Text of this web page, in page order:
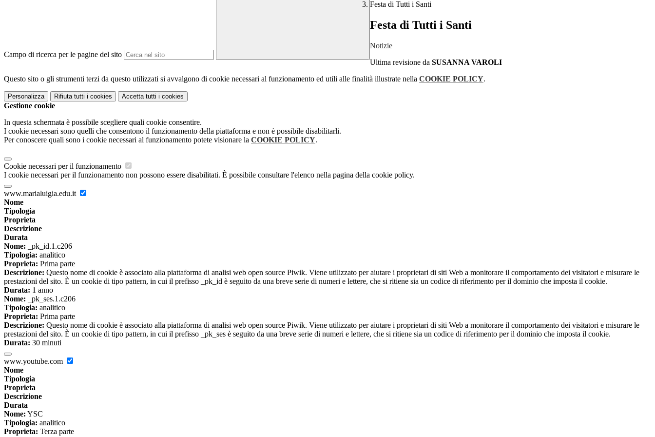
Campo di ricerca per le pagine del sito
Festa di Tutti i Santi
Festa di Tutti i Santi
Notizie
Ultima revisione da SUSANNA VAROLI
Questo sito o gli strumenti terzi da questo utilizzati si avvalgono di cookie necessari al funzionamento ed utili alle finalità illustrate nella COOKIE POLICY.
Personalizza Rifiuta tutti i cookies Accetta tutti i cookies
Gestione cookie
In questa schermata è possibile scegliere quali cookie consentire.
I cookie necessari sono quelli che consentono il funzionamento della piattaforma e non è possibile disabilitarli.
Per conoscere quali sono i cookie necessari al funzionamento potete visionare la COOKIE POLICY.
Cookie necessari per il funzionamento
I cookie necessari per il funzionamento non possono essere disabilitati. È possibile consultare l'elenco nella pagina della cookie policy.
www.marialuigia.edu.it
Nome
Tipologia
Proprieta
Descrizione
Durata
Nome: _pk_id.1.c206
Tipologia: analitico
Proprieta: Prima parte
Descrizione: Questo nome di cookie è associato alla piattaforma di analisi web open source Piwik. Viene utilizzato per aiutare i proprietari di siti Web a monitorare il comportamento dei visitatori e misurare le
prestazioni del sito. È un cookie di tipo pattern, in cui il prefisso _pk_id è seguito da una breve serie di numeri e lettere, che si ritiene sia un codice di riferimento per il dominio che imposta il cookie.
Durata: 1 anno
Nome: _pk_ses.1.c206
Tipologia: analitico
Proprieta: Prima parte
Descrizione: Questo nome di cookie è associato alla piattaforma di analisi web open source Piwik. Viene utilizzato per aiutare i proprietari di siti Web a monitorare il comportamento dei visitatori e misurare le
prestazioni del sito. È un cookie di tipo pattern, in cui il prefisso _pk_ses è seguito da una breve serie di numeri e lettere, che si ritiene sia un codice di riferimento per il dominio che imposta il cookie.
Durata: 30 minuti
www.youtube.com
Nome
Tipologia
Proprieta
Descrizione
Durata
Nome: YSC
Tipologia: analitico
Proprieta: Terza parte